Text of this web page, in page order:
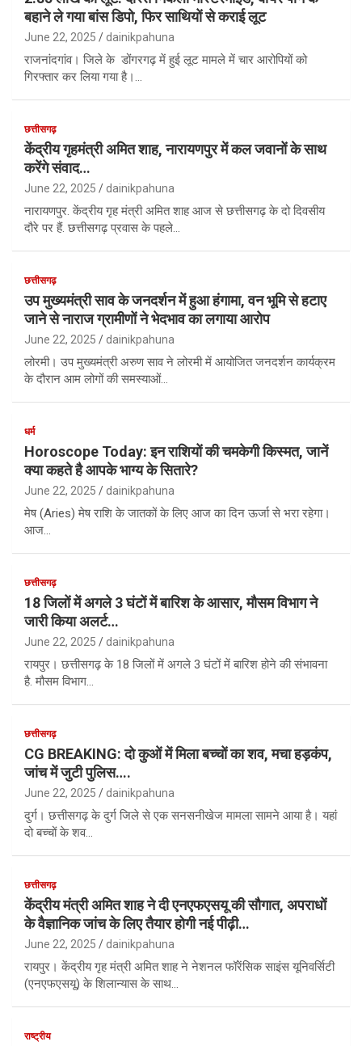
बहाने ले गया बांस डिपो, फिर साथियों से कराई लूट
June 22, 2025 dainikpahuna
राजनांदगांव। जिले के डोंगरगढ़ में हुई लूट मामले में चार आरोपियों को
गिरफ्तार कर लिया गया है।…
छत्तीसगढ़
केंद्रीय गृहमंत्री अमित शाह, नारायणपुर में कल जवानों के साथ
करेंगे संवाद…
June 22, 2025 dainikpahuna
नारायणपुर. केंद्रीय गृह मंत्री अमित शाह आज से छत्तीसगढ़ के दो दिवसीय
दौरे पर हैं. छत्तीसगढ़ प्रवास के पहले…
छत्तीसगढ़
उप मुख्यमंत्री साव के जनदर्शन में हुआ हंगामा, वन भूमि से हटाए
जाने से नाराज ग्रामीणों ने भेदभाव का लगाया आरोप
June 22, 2025 dainikpahuna
लोरमी। उप मुख्यमंत्री अरुण साव ने लोरमी में आयोजित जनदर्शन कार्यक्रम
के दौरान आम लोगों की समस्याओं…
धर्म
Horoscope Today: इन राशियों की चमकेगी किस्मत, जानें
क्या कहते है आपके भाग्य के सितारे?
June 22, 2025 dainikpahuna
मेष (Aries) मेष राशि के जातकों के लिए आज का दिन ऊर्जा से भरा रहेगा।
आज…
छत्तीसगढ़
18 जिलों में अगले 3 घंटों में बारिश के आसार, मौसम विभाग ने
जारी किया अलर्ट…
June 22, 2025 dainikpahuna
रायपुर। छत्तीसगढ़ के 18 जिलों में अगले 3 घंटों में बारिश होने की संभावना
है. मौसम विभाग…
छत्तीसगढ़
CG BREAKING: दो कुओं में मिला बच्चों का शव, मचा हड़कंप,
जांच में जुटी पुलिस….
June 22, 2025 dainikpahuna
दुर्ग। छत्तीसगढ़ के दुर्ग जिले से एक सनसनीखेज मामला सामने आया है। यहां
दो बच्चों के शव…
छत्तीसगढ़
केंद्रीय मंत्री अमित शाह ने दी एनएफएसयू की सौगात, अपराधों
के वैज्ञानिक जांच के लिए तैयार होगी नई पीढ़ी…
June 22, 2025 dainikpahuna
रायपुर। केंद्रीय गृह मंत्री अमित शाह ने नेशनल फॉरेंसिक साइंस यूनिवर्सिटी
(एनएफएसयू) के शिलान्यास के साथ…
राष्ट्रीय